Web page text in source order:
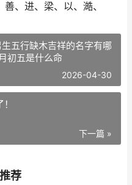
、进、梁、以、澔、
五行缺木吉祥的名字有哪
初五是什么命
2026-04-30
下一篇 »
荐